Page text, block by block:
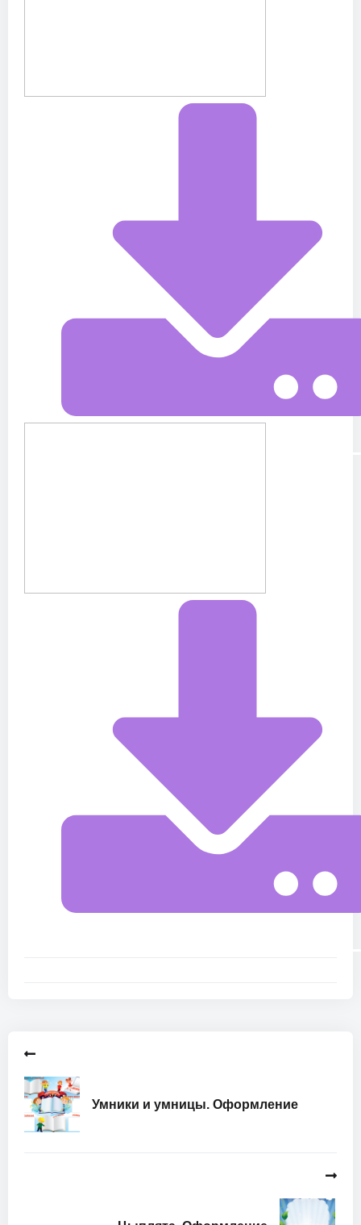
Умники и умницы. Оформление